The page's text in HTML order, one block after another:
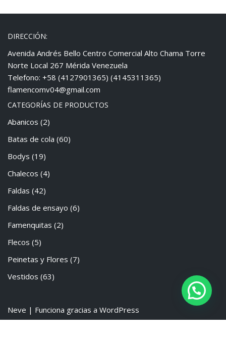
DIRECCIÓN:
Avenida Andrés Bello Centro Comercial Alto Chama Torre
Norte Local 267 Mérida Venezuela
Telefono: +58 (4127901365) (4145311365)
flamencomv04@gmail.com
CATEGORÍAS DE PRODUCTOS
Abanicos (2)
Batas de cola (60)
Bodys (19)
Chalecos (4)
Faldas (42)
Faldas de ensayo (6)
Famenquitas (2)
Flecos (5)
Peinetas y Flores (7)
Vestidos (63)
Neve | Funciona gracias a WordPress